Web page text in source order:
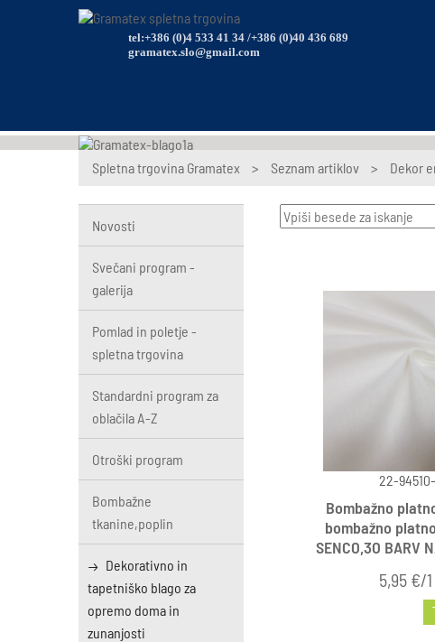
tel:+386 (0)4 533 41 34 /+386 (0)40 436 689
gramatex.slo@gmail.com
Spletna trgovina Gramatex > Seznam artiklov > Dekor
Novosti
Svečani program -
galerija
Pomlad in poletje -
spletna trgovina
Standardni program za
oblačila A-Z
Otroški program
Bombažne
tkanine,poplin
Dekorativno in
tapetniško blago za
opremo doma in
zunanjosti
22-
Bombažno
bombažno
SENCO,3O BARV
5,95 €/